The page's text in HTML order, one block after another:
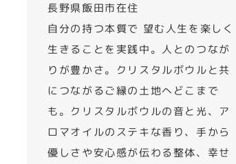
長野県飯田市在住
自分の持つ本質で 望む人生を楽しく
生きることを実践中。人とのつなが
りが豊かさ。クリスタルボウルと共
につながるご縁の土地へどこまで
も。クリスタルボウルの音と光、ア
ロマオイルのステキな香り、手から
優しさや安心感が伝わる整体、幸せ